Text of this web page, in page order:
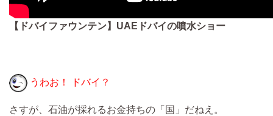
【ドバイファウンテン】UAEドバイの噴水ショー
うわお！ ドバイ？
さすが、石油が採れるお金持ちの「国」だねえ。